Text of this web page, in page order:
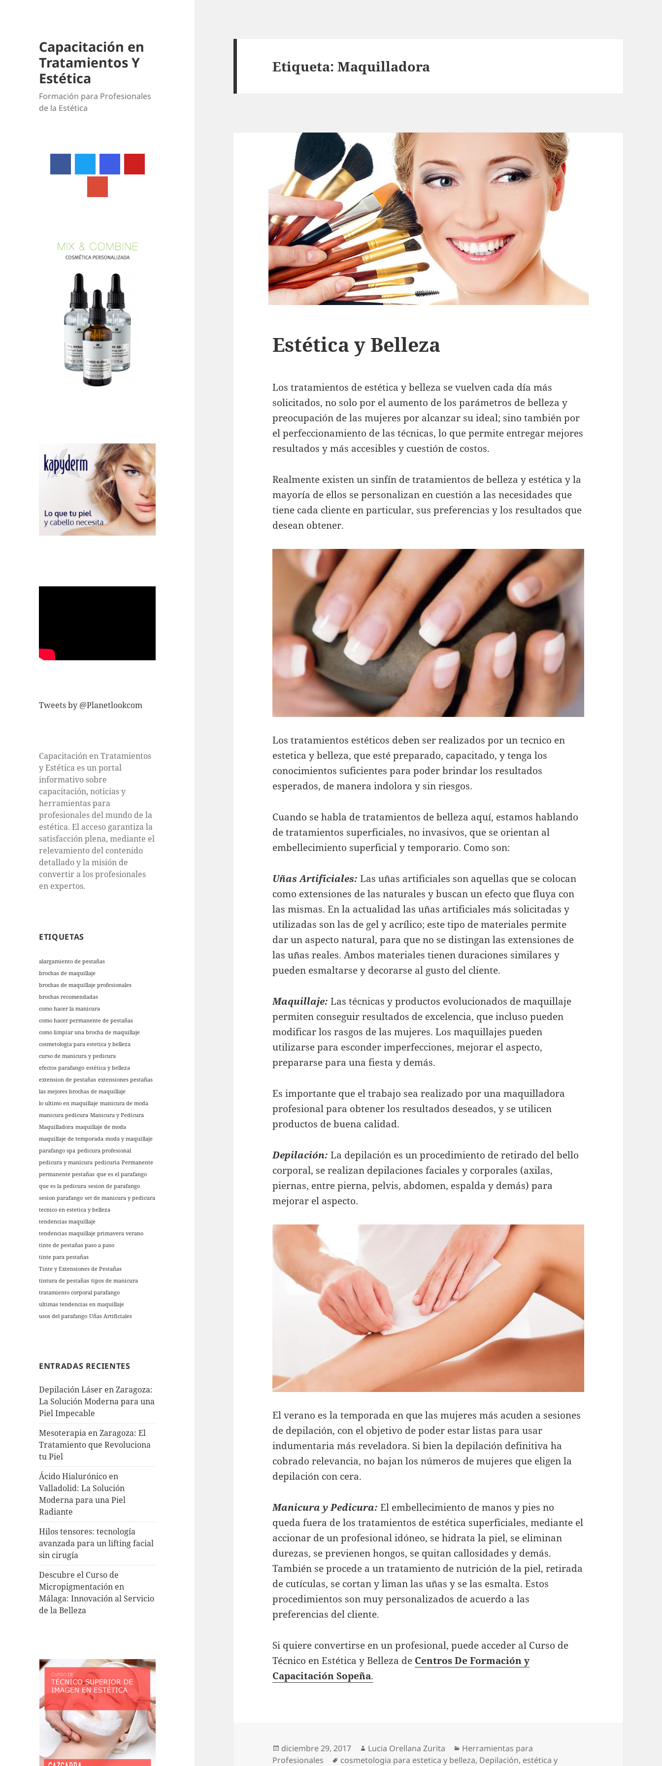
Capacitación en
Tratamientos Y
Estética
Formación para Profesionales
de la Estética
Tweets by @Planetlookcom
Capacitación en Tratamientos
y Estética es un portal
informativo sobre
capacitación, noticias y
herramientas para
profesionales del mundo de la
estética. El acceso garantiza la
satisfacción plena, mediante el
relevamiento del contenido
detallado y la misión de
convertir a los profesionales
en expertos.
ETIQUETAS
alargamiento de pestañas
brochas de maquillaje
brochas de maquillaje profesionales
brochas recomendadas
como hacer la manicura
como hacer permanente de pestañas
como limpiar una brocha de maquillaje
cosmetologia para estetica y belleza
curso de manicura y pedicura
efectos parafango estética y belleza
extension de pestañas extensiones pestañas
las mejores brochas de maquillaje
lo ultimo en maquillaje manicura de moda
manicura pedicura Manicura y Pedicura
Maquilladora maquillaje de moda
maquillaje de temporada moda y maquillaje
parafango spa pedicura profesional
pedicura y manicura pedicuria Permanente
permanente pestañas que es el parafango
que es la pedicura sesion de parafango
sesion parafango set de manicura y pedicura
tecnico en estetica y belleza
tendencias maquillaje
tendencias maquillaje primavera verano
tinte de pestañas paso a paso
tinte para pestañas
Tinte y Extensiones de Pestañas
tintura de pestañas tipos de manicura
tratamiento corporal parafango
ultimas tendencias en maquillaje
usos del parafango Uñas Artificiales
ENTRADAS RECIENTES
Depilación Láser en Zaragoza:
La Solución Moderna para una
Piel Impecable
Mesoterapia en Zaragoza: El
Tratamiento que Revoluciona
tu Piel
Ácido Hialurónico en
Valladolid: La Solución
Moderna para una Piel
Radiante
Hilos tensores: tecnología
avanzada para un lifting facial
sin cirugía
Descubre el Curso de
Micropigmentación en
Málaga: Innovación al Servicio
de la Belleza
Etiqueta:Maquilladora
Estética y Belleza
Los tratamientos de estética y belleza se vuelven cada día más
solicitados, no solo por el aumento de los parámetros de belleza y
preocupación de las mujeres por alcanzar su ideal; sino también por
el perfeccionamiento de las técnicas, lo que permite entregar mejores
resultados y más accesibles y cuestión de costos.
Realmente existen un sinfín de tratamientos de belleza y estética y la
mayoría de ellos se personalizan en cuestión a las necesidades que
tiene cada cliente en particular, sus preferencias y los resultados que
desean obtener.
Los tratamientos estéticos deben ser realizados por un tecnico en
estetica y belleza, que esté preparado, capacitado, y tenga los
conocimientos suficientes para poder brindar los resultados
esperados, de manera indolora y sin riesgos.
Cuando se habla de tratamientos de belleza aquí, estamos hablando
de tratamientos superficiales, no invasivos, que se orientan al
embellecimiento superficial y temporario. Como son:
Uñas Artificiales:Las uñas artificiales son aquellas que se colocan
como extensiones de las naturales y buscan un efecto que fluya con
las mismas. En la actualidad las uñas artificiales más solicitadas y
utilizadas son las de gel y acrílico; este tipo de materiales permite
dar un aspecto natural, para que no se distingan las extensiones de
las uñas reales. Ambos materiales tienen duraciones similares y
pueden esmaltarse y decorarse al gusto del cliente.
Maquillaje:Las técnicas y productos evolucionados de maquillaje
permiten conseguir resultados de excelencia, que incluso pueden
modificar los rasgos de las mujeres. Los maquillajes pueden
utilizarse para esconder imperfecciones, mejorar el aspecto,
prepararse para una fiesta y demás.
Es importante que el trabajo sea realizado por una maquilladora
profesional para obtener los resultados deseados, y se utilicen
productos de buena calidad.
Depilación:La depilación es un procedimiento de retirado del bello
corporal, se realizan depilaciones faciales y corporales (axilas,
piernas, entre pierna, pelvis, abdomen, espalda y demás) para
mejorar el aspecto.
El verano es la temporada en que las mujeres más acuden a sesiones
de depilación, con el objetivo de poder estar listas para usar
indumentaria más reveladora. Si bien la depilación definitiva ha
cobrado relevancia, no bajan los números de mujeres que eligen la
depilación con cera.
Manicura y Pedicura:El embellecimiento de manos y pies no
queda fuera de los tratamientos de estética superficiales, mediante el
accionar de un profesional idóneo, se hidrata la piel, se eliminan
durezas, se previenen hongos, se quitan callosidades y demás.
También se procede a un tratamiento de nutrición de la piel, retirada
de cutículas, se cortan y liman las uñas y se las esmalta. Estos
procedimientos son muy personalizados de acuerdo a las
preferencias del cliente.
Si quiere convertirse en un profesional, puede acceder al Curso de
Técnico en Estética y Belleza de Centros De Formación y
Capacitación Sopeña.
Publicado
el
diciembre 29, 2017 Autor
Lucia Orellana Zurita Categorías
Herramientas para
Profesionales
Etiquetas
cosmetologia para estetica y belleza, Depilación, estética y